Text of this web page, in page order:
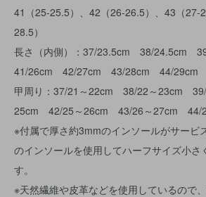
41（25-25.5）、42（26-26.5）、43（27-
28.5）
長さ（内側）：37/23.5cm 38/24.5cm
41/26cm 42/27cm 43/28cm 44/29cm
甲周り：37/21～22cm 38/22～23cm
25cm 42/25～26cm 43/26～27cm 44/
※付属で厚さ約3mmのインソールがサービ
のインソールを使用してハーフサイズ小さ
す。
※天然繊維や皮革などを使用しているので